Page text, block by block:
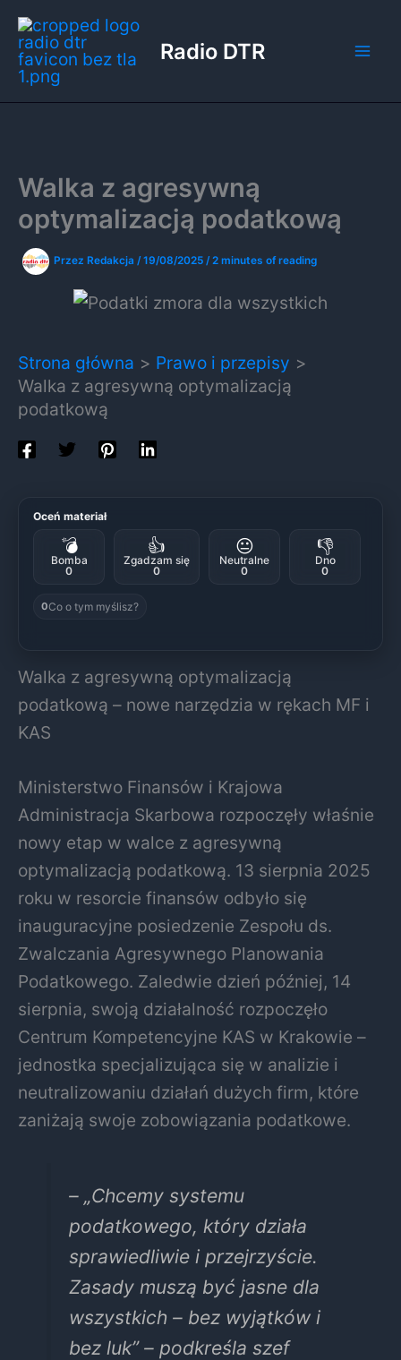
Przejdź
do
treści
Radio DTR
Walka z agresywną
optymalizacją podatkową
Przez Redakcja /19/08/2025 /2 minutes of reading
Strona główna
Prawo i przepisy
Walka z agresywną optymalizacją
podatkową
Oceń materiał
💣
Bomba
0
👍
Zgadzam się
0
😐
Neutralne
0
👎
Dno
0
0Co o tym myślisz?
Walka z agresywną optymalizacją
podatkową – nowe narzędzia w rękach MF i
KAS
Ministerstwo Finansów i Krajowa
Administracja Skarbowa rozpoczęły właśnie
nowy etap w walce z agresywną
optymalizacją podatkową. 13 sierpnia 2025
roku w resorcie finansów odbyło się
inauguracyjne posiedzenie Zespołu ds.
Zwalczania Agresywnego Planowania
Podatkowego. Zaledwie dzień później, 14
sierpnia, swoją działalność rozpoczęło
Centrum Kompetencyjne KAS w Krakowie –
jednostka specjalizująca się w analizie i
neutralizowaniu działań dużych firm, które
zaniżają swoje zobowiązania podatkowe.
– „Chcemy systemu
podatkowego, który działa
sprawiedliwie i przejrzyście.
Zasady muszą być jasne dla
wszystkich – bez wyjątków i
bez luk” – podkreśla szef